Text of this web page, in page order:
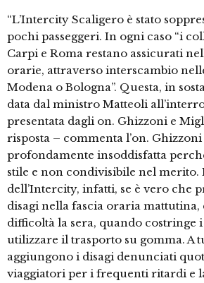
“L’Intercity Scaligero è stato
pochi passeggeri. In ogni caso “i
Carpi e Roma restano assicurati
orarie, attraverso interscambio
Modena o Bologna”. Questa, in
data dal ministro Matteoli
presentata dagli on. Ghizzoni e
risposta – commenta l’on.
profondamente insoddisfatta
stile e non condivisibile nel merito.
dell’Intercity, infatti, se è vero che
disagi nella fascia oraria mattutina,
difficoltà la sera, quando costringe
utilizzare il trasporto su gomma. A
aggiungono i disagi denunciati
viaggiatori per i frequenti ritardi e